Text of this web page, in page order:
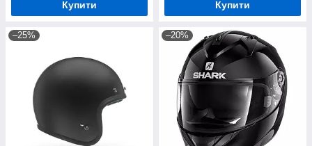
Купити Купити
–25% –20%